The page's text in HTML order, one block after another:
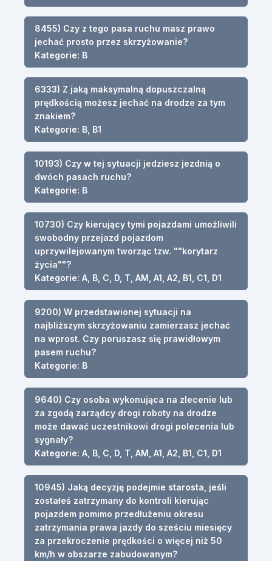
8455) Czy z tego pasa ruchu masz prawo
jechać prosto przez skrzyżowanie?
Kategorie: B
6333) Z jaką maksymalną dopuszczalną
prędkością możesz jechać na drodze za tym
znakiem?
Kategorie: B, B1
10193) Czy w tej sytuacji jedziesz jezdnią o
dwóch pasach ruchu?
Kategorie: B
10730) Czy kierujący tymi pojazdami umożliwili
swobodny przejazd pojazdom
uprzywilejowanym tworząc tzw. ""korytarz
życia""?
Kategorie: A, B, C, D, T, AM, A1, A2, B1, C1, D1
9200) W przedstawionej sytuacji na
najbliższym skrzyżowaniu zamierzasz jechać
na wprost. Czy poruszasz się prawidłowym
pasem ruchu?
Kategorie: B
9640) Czy osoba wykonująca na zlecenie lub
za zgodą zarządcy drogi roboty na drodze
może dawać uczestnikowi drogi polecenia lub
sygnały?
Kategorie: A, B, C, D, T, AM, A1, A2, B1, C1, D1
10945) Jaką decyzję podejmie starosta, jeśli
zostałeś zatrzymany do kontroli kierując
pojazdem pomimo przedłużeniu okresu
zatrzymania prawa jazdy do sześciu miesięcy
za przekroczenie prędkości o więcej niż 50
km/h w obszarze zabudowanym?